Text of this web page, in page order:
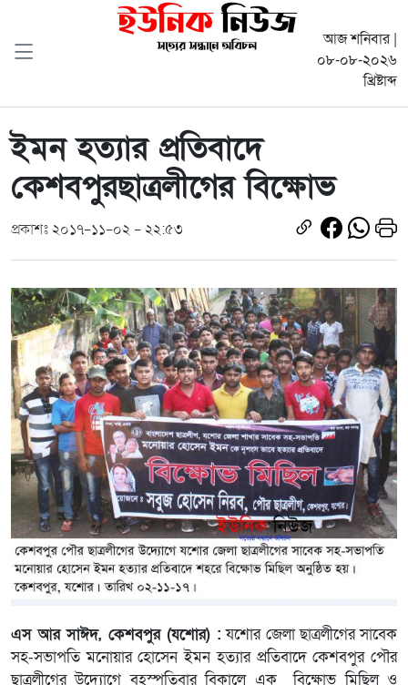
আজ শনিবার |
০৮-০৮-২০২৬
খ্রিষ্টাব্দ
ইমন হত্যার প্রতিবাদে
কেশবপুরছাত্রলীগের বিক্ষোভ
প্রকাশঃ ২০১৭-১১-০২ - ২২:৫৩
এস আর সাঈদ, কেশবপুর (যশোর) : যশোর জেলা ছাত্রলীগের সাবেক
সহ-সভাপতি মনোয়ার হোসেন ইমন হত্যার প্রতিবাদে কেশবপুর পৌর
ছাত্রলীগের উদ্যোগে বৃহস্পতিবার বিকালে এক বিক্ষোভ মিছিল ও